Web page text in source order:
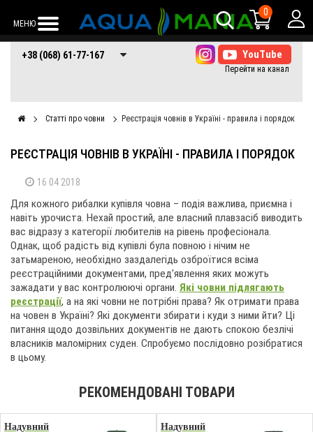
МЕНЮ
0
+38 (068) 61-77-
167
+38 (066) 61-77-+38 (073) 61-77-
167
+38 (068) 61-77-167
Статті про човни Реєстрація човнів в Україні - правила і порядок
РЕЄСТРАЦІЯ ЧОВНІВ В УКРАЇНІ - ПРАВИЛА І ПОРЯДОК
16 04 2018
Для кожного рибалки купівля човна – подія важлива, приємна і
навіть урочиста. Нехай простий, але власний плавзасіб виводить
вас відразу з категорії любителів на рівень професіонала.
Однак, щоб радість від купівлі була повною і нічим не
затьмареною, необхідно заздалегідь озброїтися всіма
реєстраційними документами, пред'явлення яких можуть
зажадати у вас контролюючі органи. Які човни підлягають
реєстрації, а на які човни не потрібні права? Як отримати права
на човен в Україні? Які документи збирати і куди з ними йти? Ці
питання щодо дозвільних документів не дають спокою безлічі
власників маломірних суден. Спробуємо послідовно розібратися
в цьому.
Надувний
Надувний